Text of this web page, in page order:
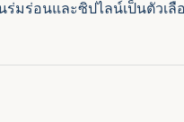
มร่อนและซิปไลน์เป็นตัวเลื